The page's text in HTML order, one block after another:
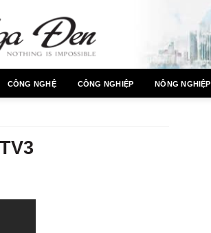
CÔNG NGHỆ CÔNG NGHIỆP NÔNG NGHIỆP